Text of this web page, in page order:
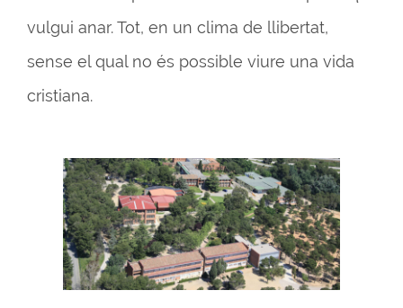
vulgui anar. Tot, en un clima de llibertat,
sense el qual no és possible viure una vida
cristiana.